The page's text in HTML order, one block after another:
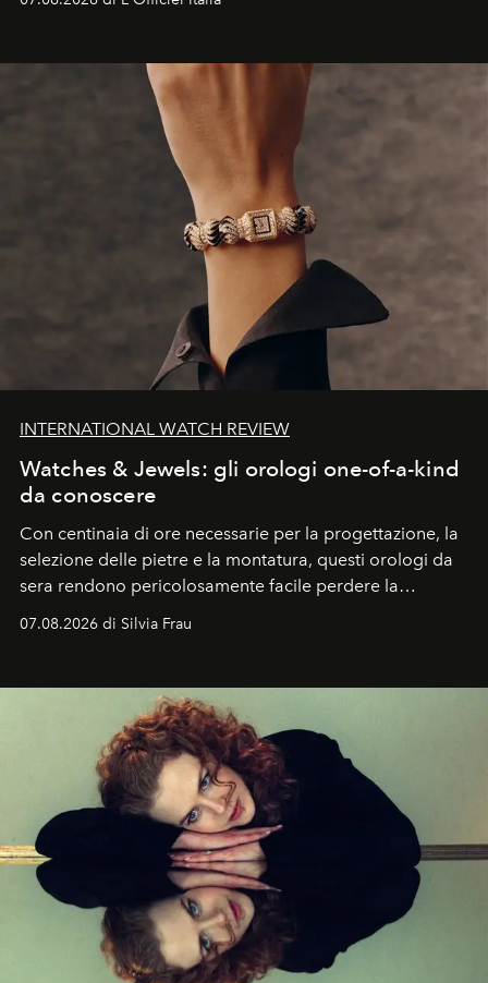
INTERNATIONAL WATCH REVIEW
Watches & Jewels: gli orologi one-of-a-kind
da conoscere
Con centinaia di ore necessarie per la progettazione, la
selezione delle pietre e la montatura, questi orologi da
sera rendono pericolosamente facile perdere la
cognizione del tempo. Ma con quadranti così
07.08.2026 di Silvia Frau